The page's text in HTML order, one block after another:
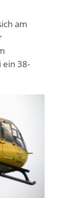
am
ein 38-